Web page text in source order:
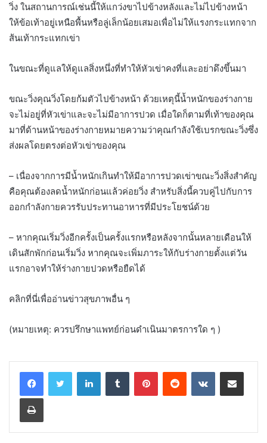
วิ่ง ในสถานการณ์เช่นนี้ให้แกว่งขาไปข้างหลังและไม่ไปข้างหน้า
ให้ข้อเท้าอยู่เหนือพื้นหรือลู่เล็กน้อยเสมอเพื่อไม่ให้แรงกระแทกจาก
ส้นเท้ากระแทกเข่า
ในขณะที่ดูแลให้ดูแลสิ่งหนึ่งที่ทำให้หัวเข่าคงที่และอย่าดึงขึ้นมา
ขณะวิ่งคุณวิ่งโดยก้มตัวไปข้างหน้า ด้วยเหตุนี้น้ำหนักของร่างกาย
จะไม่อยู่ที่หัวเข่าและจะไม่มีอาการปวด เมื่อใดก็ตามที่เท้าของคุณ
มาที่ด้านหน้าของร่างกายหมายความว่าคุณกำลังใช้เบรกขณะวิ่งซึ่ง
ส่งผลโดยตรงต่อหัวเข่าของคุณ
– เนื่องจากการมีน้ำหนักเกินทำให้มีอาการปวดเข่าขณะวิ่งสิ่งสำคัญ
คือคุณต้องลดน้ำหนักก่อนแล้วค่อยวิ่ง สำหรับสิ่งนี้ควบคู่ไปกับการ
ออกกำลังกายควรรับประทานอาหารที่มีประโยชน์ด้วย
– หากคุณเริ่มวิ่งอีกครั้งเป็นครั้งแรกหรือหลังจากนั้นหลายเดือนให้
เดินสักพักก่อนเริ่มวิ่ง หากคุณจะเพิ่มภาระให้กับร่างกายตั้งแต่วัน
แรกอาจทำให้ร่างกายปวดหรือยืดได้
คลิกที่นี่เพื่ออ่านข่าวสุขภาพอื่น ๆ
(หมายเหตุ: ควรปรึกษาแพทย์ก่อนดำเนินมาตรการใด ๆ )
LinkedInTumblr PinterestReddit VKontakteShare via Email
Print